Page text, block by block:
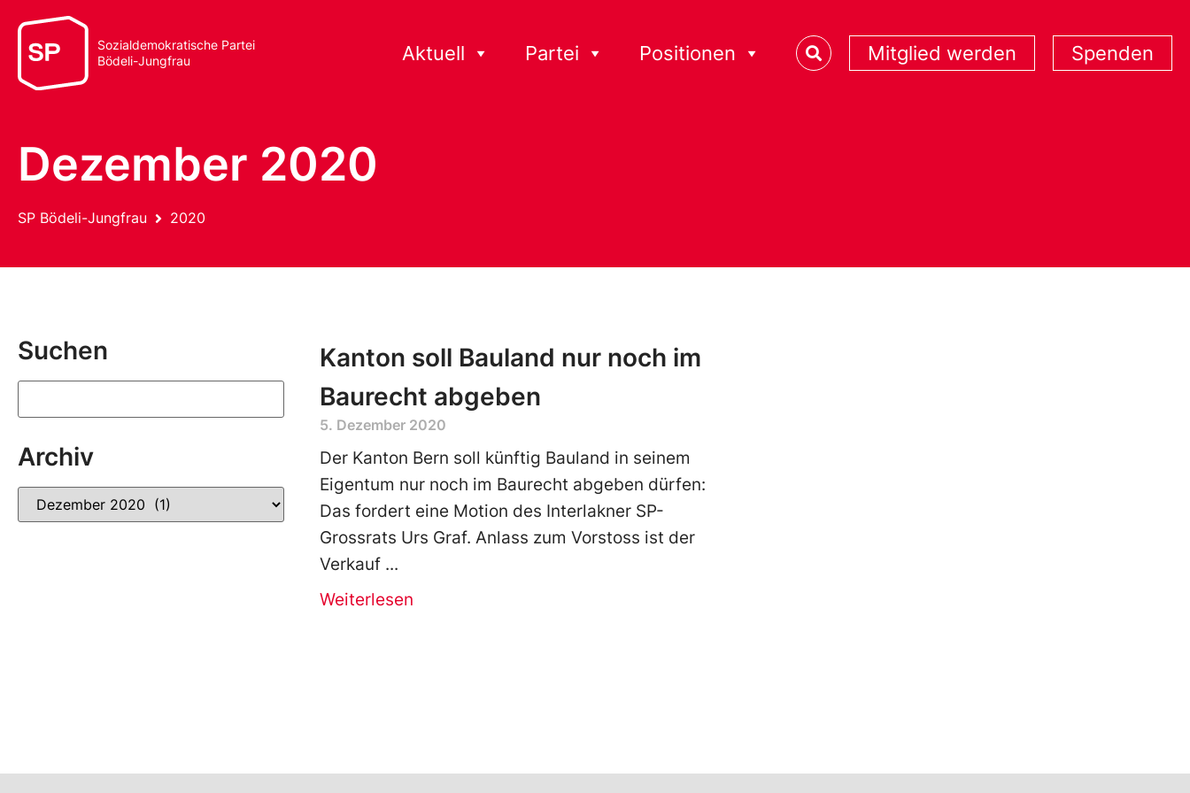
Sozialdemokratische Partei
Bödeli-Jungfrau
Aktuell Partei Positionen Mitglied werden Spenden
Dezember 2020
SP Bödeli-Jungfrau 2020
Suchen
Archiv
Kanton soll Bauland nur noch im
Baurecht abgeben
5. Dezember 2020
Der Kanton Bern soll künftig Bauland in seinem
Eigentum nur noch im Baurecht abgeben dürfen:
Das fordert eine Motion des Interlakner SP-
Grossrats Urs Graf. Anlass zum Vorstoss ist der
Verkauf
Weiterlesen